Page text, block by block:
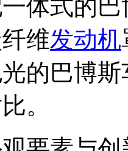
体式的
维发动机
的巴博
。